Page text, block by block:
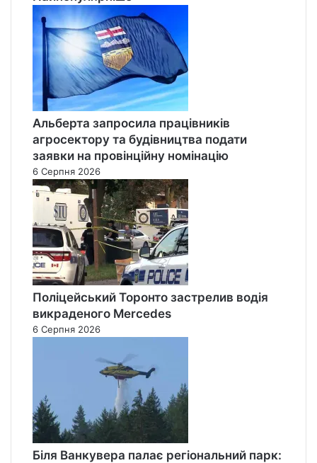
Альберта запросила працівників
агросектору та будівництва подати
заявки на провінційну номінацію
6 Серпня 2026
Поліцейський Торонто застрелив водія
викраденого Mercedes
6 Серпня 2026
Біля Ванкувера палає регіональний парк: